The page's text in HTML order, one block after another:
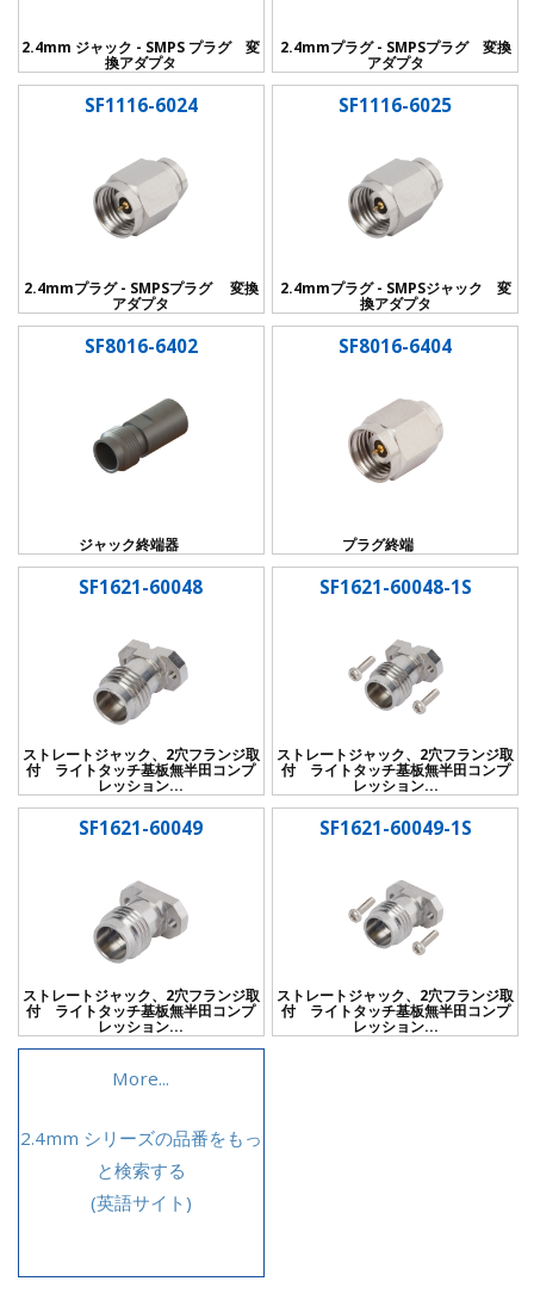
2.4mm ジャック - SMPS プラグ 変
換アダプタ
2.4mmプラグ - SMPSプラグ 変換
アダプタ
SF1116-6024
2.4mmプラグ - SMPSプラグ 変換
アダプタ
SF1116-6025
2.4mmプラグ - SMPSジャック 変
換アダプタ
SF8016-6402
ジャック終端器
SF8016-6404
プラグ終端
SF1621-60048
ストレートジャック、2穴フランジ取
付 ライトタッチ基板無半田コンプ
レッション...
SF1621-60048-1S
ストレートジャック、2穴フランジ取
付 ライトタッチ基板無半田コンプ
レッション...
SF1621-60049
ストレートジャック、2穴フランジ取
付 ライトタッチ基板無半田コンプ
レッション...
SF1621-60049-1S
ストレートジャック、2穴フランジ取
付 ライトタッチ基板無半田コンプ
レッション...
More...
2.4mm シリーズの品番をもっ
と検索する
(英語サイト)